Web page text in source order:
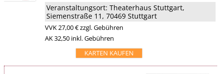
Veranstaltungsort:Theaterhaus Stuttgart,
Siemenstraße 11, 70469 Stuttgart
VVK27,00 €zzgl. Gebühren
AK 32,50 inkl. Gebühren
KARTEN KAUFEN